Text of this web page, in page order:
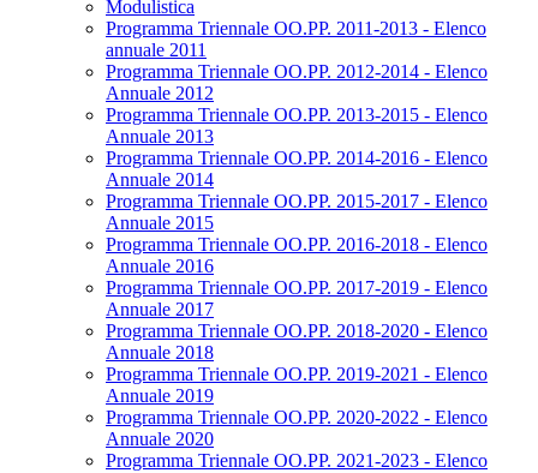
Modulistica
Programma Triennale OO.PP. 2011-2013 - Elenco
annuale 2011
Programma Triennale OO.PP. 2012-2014 - Elenco
Annuale 2012
Programma Triennale OO.PP. 2013-2015 - Elenco
Annuale 2013
Programma Triennale OO.PP. 2014-2016 - Elenco
Annuale 2014
Programma Triennale OO.PP. 2015-2017 - Elenco
Annuale 2015
Programma Triennale OO.PP. 2016-2018 - Elenco
Annuale 2016
Programma Triennale OO.PP. 2017-2019 - Elenco
Annuale 2017
Programma Triennale OO.PP. 2018-2020 - Elenco
Annuale 2018
Programma Triennale OO.PP. 2019-2021 - Elenco
Annuale 2019
Programma Triennale OO.PP. 2020-2022 - Elenco
Annuale 2020
Programma Triennale OO.PP. 2021-2023 - Elenco